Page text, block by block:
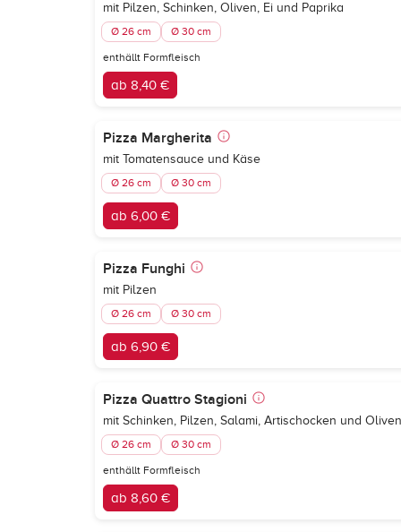
mit Pilzen, Schinken, Oliven, Ei und Paprika
Ø 26 cm Ø 30 cm
enthällt Formfleisch
ab 8,40 €
Pizza Margherita
mit Tomatensauce und Käse
Ø 26 cm Ø 30 cm
ab 6,00 €
Pizza Funghi
mit Pilzen
Ø 26 cm Ø 30 cm
ab 6,90 €
Pizza Quattro Stagioni
mit Schinken, Pilzen, Salami, Artischocken und Oliven
Ø 26 cm Ø 30 cm
enthällt Formfleisch
ab 8,60 €